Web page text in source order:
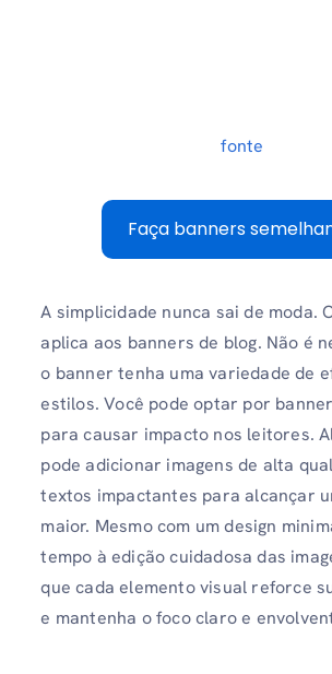
fonte
Faça banners
A simplicidade nunca sai de moda.
aplica aos banners de blog. Não é
o banner tenha uma variedade de
estilos. Você pode optar por
para causar impacto nos leitores.
pode adicionar imagens de alta
textos impactantes para alcançar
maior. Mesmo com um design
tempo à edição cuidadosa das
que cada elemento visual reforce
e mantenha o foco claro e